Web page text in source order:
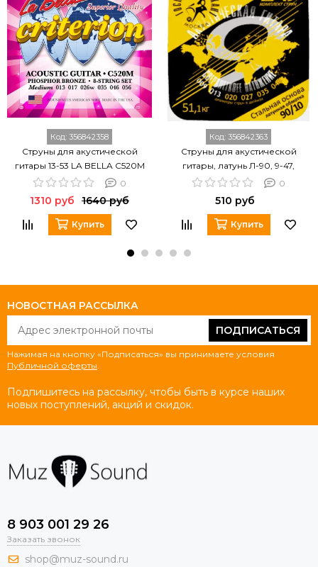
Код: 356842358
Струны для акустической
гитары 13-53 LA BELLA C520M
0
1310 руб 1640 руб
Купить
Код: 356842363
Струны для акустической
гитары, латунь Л-90, 9-47,
Господин Музыкант LA09 90/10
0
510 руб
Купить
НОВОСТНАЯ РАССЫЛКА
ПОДПИСАТЬСЯ
Нажимая на кнопку «Подписаться» вы принимаете условия
Публичной оферты
Подпишитесь на рассылку, чтобы быть в курсе наших
новых поступлений, акций и скидок.
8 903 001 29 26
Заказать звонок
shop@muz-sound.ru